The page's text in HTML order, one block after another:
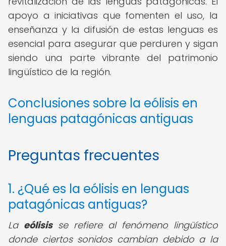
apoyo a iniciativas que fomenten el uso, la
enseñanza y la difusión de estas lenguas es
esencial para asegurar que perduren y sigan
siendo una parte vibrante del patrimonio
lingüístico de la región.
Conclusiones sobre la eólisis en
lenguas patagónicas antiguas
Preguntas frecuentes
1. ¿Qué es la eólisis en lenguas
patagónicas antiguas?
La eólisisse refiere al fenómeno lingüístico
donde ciertos sonidos cambian debido a la